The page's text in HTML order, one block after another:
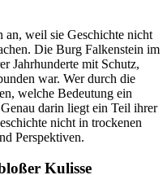
an, weil sie Geschichte nicht
Die Burg Falkenstein im
Jahrhunderte mit Schutz,
war. Wer durch die
welche Bedeutung ein
darin liegt ein Teil ihrer
nicht in trockenen
Perspektiven.
Kulisse